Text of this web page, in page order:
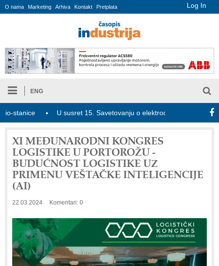
Log In
O nama Marketing Arhiva Kontakt Pretplata
ENG
U susret 15. Savetovanju o elektrodistributivnim mrežama
XI MEĐUNARODNI KONGRES
LOGISTIKE U PORTOROŽU -
BUDUĆNOST LOGISTIKE UZ
PRIMENU VEŠTAČKE INTELIGENCIJE
(AI)
22.03.2024 Komentari: 0